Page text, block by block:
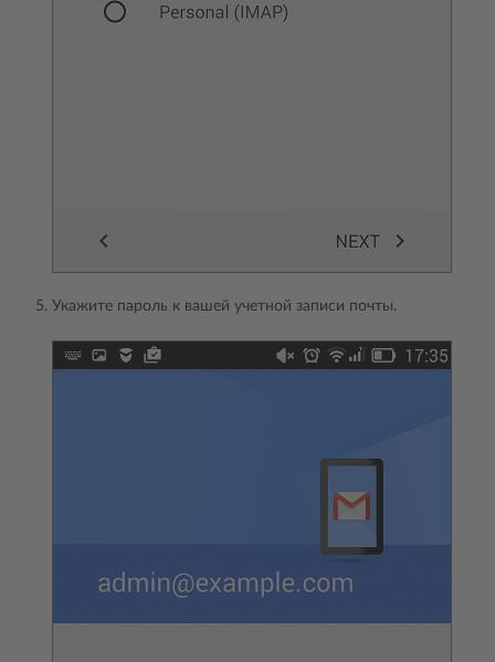
Укажите пароль к вашей учетной записи почты.